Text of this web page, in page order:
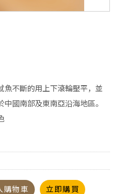
魚不斷的用上下滾輪壓平，並
國南部及東南亞沿海地區。
藏保存，可維持食物鮮度。
購物車 立即購買